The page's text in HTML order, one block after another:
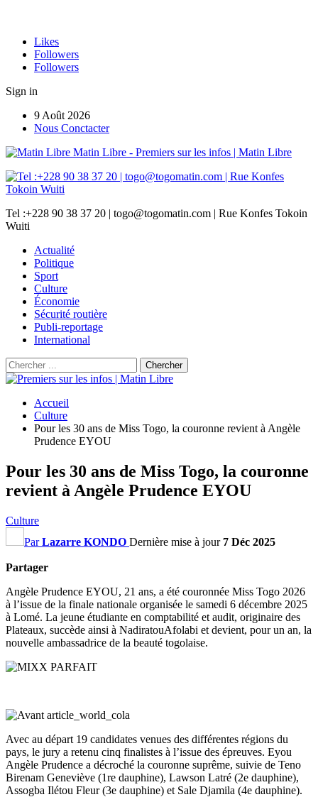
Likes
Followers
Followers
Sign in
9 Août 2026
Nous Conctacter
Matin Libre - Premiers sur les infos | Matin Libre
Tel :+228 90 38 37 20 | togo@togomatin.com | Rue Konfes Tokoin
Wuiti
Actualité
Politique
Sport
Culture
Économie
Sécurité routière
Publi-reportage
International
Accueil
Culture
Pour les 30 ans de Miss Togo, la couronne revient à Angèle
Prudence EYOU
Pour les 30 ans de Miss Togo, la couronne
revient à Angèle Prudence EYOU
Culture
ParLazarre KONDO Dernière mise à jour 7 Déc 2025
Partager
Angèle Prudence EYOU, 21 ans, a été couronnée Miss Togo 2026
à l’issue de la finale nationale organisée le samedi 6 décembre 2025
à Lomé. La jeune étudiante en comptabilité et audit, originaire des
Plateaux, succède ainsi à NadiratouAfolabi et devient, pour un an, la
nouvelle ambassadrice de la beauté togolaise.
Avec au départ 19 candidates venues des différentes régions du
pays, le jury a retenu cinq finalistes à l’issue des épreuves. Eyou
Angèle Prudence a décroché la couronne suprême, suivie de Teno
Birenam Geneviève (1re dauphine), Lawson Latré (2e dauphine),
Assogba Ilétou Fleur (3e dauphine) et Sale Djamila (4e dauphine).